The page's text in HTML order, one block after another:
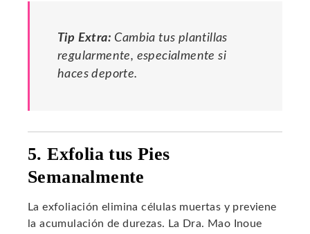
Tip Extra: Cambia tus plantillas
regularmente, especialmente si
haces deporte.
5. Exfolia tus Pies
Semanalmente
La exfoliación elimina células muertas y previene
la acumulación de durezas. La Dra. Mao Inoue